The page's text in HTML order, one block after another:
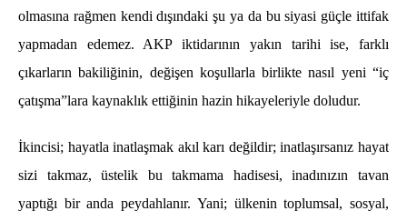
olmasına rağmen kendi dışındaki şu ya da bu siyasi güçle ittifak
yapmadan edemez. AKP iktidarının yakın tarihi ise, farklı
çıkarların bakiliğinin, değişen koşullarla birlikte nasıl yeni “iç
çatışma”lara kaynaklık ettiğinin hazin hikayeleriyle doludur.
İkincisi; hayatla inatlaşmak akıl karı değildir; inatlaşırsanız hayat
sizi takmaz, üstelik bu takmama hadisesi, inadınızın tavan
yaptığı bir anda peydahlanır. Yani; ülkenin toplumsal, sosyal,